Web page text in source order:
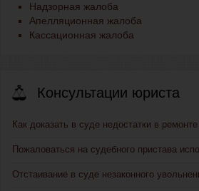
Надзорная жалоба
Апелляционная жалоба
Кассационная жалоба
Консультации юриста
Как доказать в суде недостатки в ремонте
Пожаловаться на судебного пристава
Отстаивание в суде незаконного